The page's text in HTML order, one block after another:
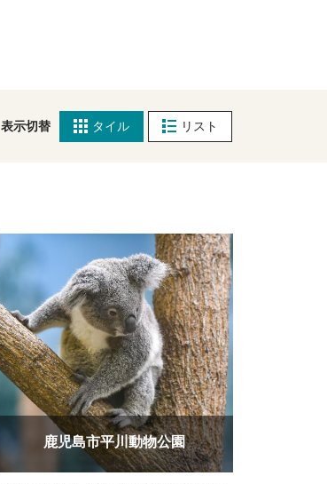
表示切替 タイル リスト
鹿児島市平川動物公園